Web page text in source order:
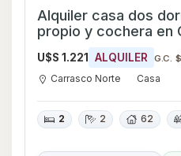
Alquiler casa dos
propio y cochera en
estrenar
U$S 1.221 ALQUILER G.C.
Carrasco Norte Casa
2 2 62